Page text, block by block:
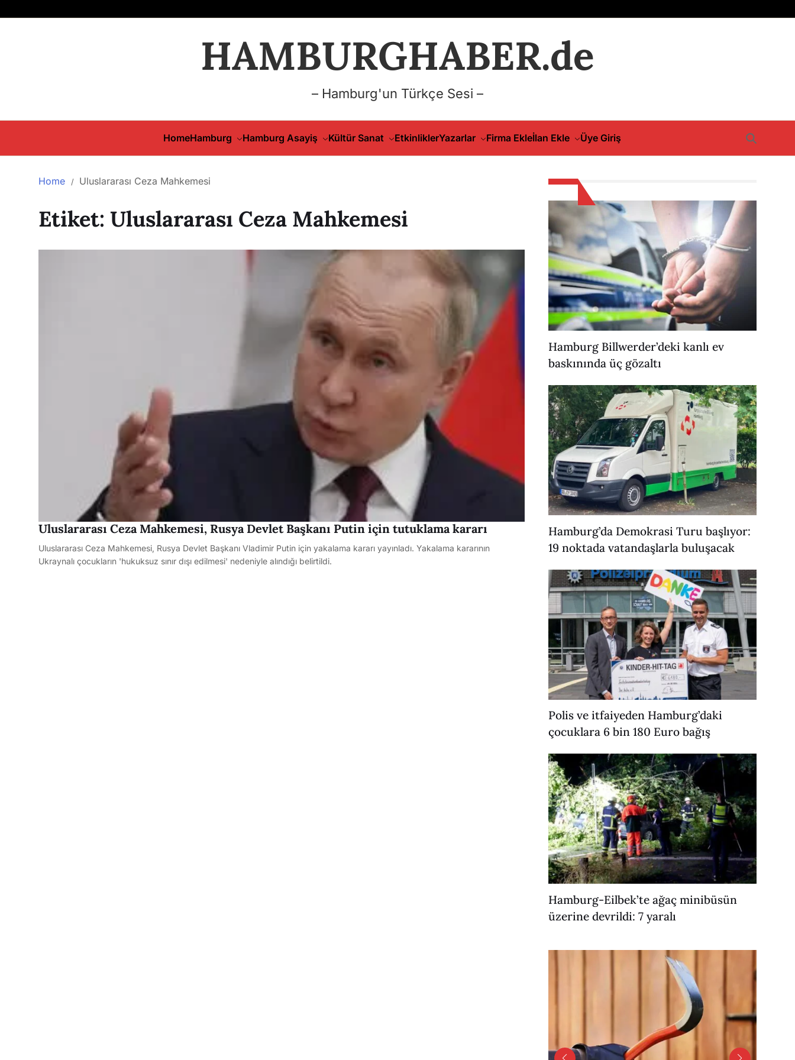
HAMBURGHABER.de
– Hamburg'un Türkçe Sesi –
HomeHamburg Hamburg Asayiş Kültür Sanat EtkinliklerYazarlar Firma Ekleİlan Ekle Üye Giriş
Home Uluslararası Ceza Mahkemesi
Etiket: Uluslararası Ceza Mahkemesi
Uluslararası Ceza Mahkemesi, Rusya Devlet Başkanı Putin için tutuklama kararı
Uluslararası Ceza Mahkemesi, Rusya Devlet Başkanı Vladimir Putin için yakalama kararı yayınladı. Yakalama kararının
Ukraynalı çocukların 'hukuksuz sınır dışı edilmesi' nedeniyle alındığı belirtildi.
Hamburg Billwerder’deki kanlı ev
baskınında üç gözaltı
Hamburg’da Demokrasi Turu başlıyor:
19 noktada vatandaşlarla buluşacak
Polis ve itfaiyeden Hamburg’daki
çocuklara 6 bin 180 Euro bağış
Hamburg-Eilbek’te ağaç minibüsün
üzerine devrildi: 7 yaralı